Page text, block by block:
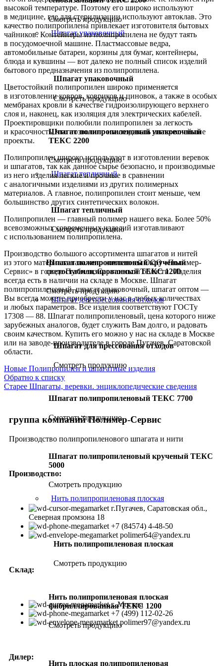
Смотреть продукцию
Шпагат упаковочный
Шпагат упаковочный
Смотреть продукцию
Шпагат полипропиленовый упаковочный
ТЕКС 2200
Смотреть продукцию
Шпагат тепличный
Шпагат тепличный
Смотреть продукцию
Шпагат полипропиленовый крученый
светостабилизированный ТЕКС 1200
Смотреть продукцию
Шпагат для прессования отходов
Шпагат для прессования отходов
Смотреть продукцию
Шпагат полипропиленовый ТЕКС 7700
Смотреть продукцию
Шпагат полипропиленовый крученый ТЕКС
5000
Смотреть продукцию
Нить полипропиленовая плоская
Нить полипропиленовая плоская
Смотреть продукцию
Нить полипропиленовая плоская
фибриллированная ТЕКС 1200
Смотреть продукцию
Нить плоская полипропиленовая
высокой температуре. Поэтому его широко используют
в медицине, где для стерилизации используют автоклав. Это
качество полипропилена привлекает изготовителя бытовых
чайников. Контейнеры из полипропилена не будут таять
в посудомоечной машине. Пластмассовые ведра,
автомобильные батареи, корзины для бумаг, контейнеры,
блюда и кувшины — вот далеко не полный список изделий
бытового предназначения из полипропилена.
Цветостойкий полипропилен широко применяется
в изготовлении ковров, ковриков и циновок, а также в особых
мембранах кровли в качестве гидроизолирующего верхнего
слоя и, наконец, как изоляция для электрических кабелей.
Проектировщики полюбили полипропилен за легкость
и красочность, что позволило им создавать интереснейшие
проекты.
Полипропилен широко используют в изготовлении веревок
и шпагатов, так как данное сырье безопасно, и производимые
из него изделия легкие и прочные в сравнении
с аналогичными изделиями из других полимерных
материалов. А главное, полипропилен стоит меньше, чем
большинство других синтетических волокон.
Полипропилен — главный полимер нашего века. Более 50%
всевозможных современных изделий изготавливают
с использованием полипропилена.
Производство большого ассортимента шпагатов и нитей
из этого материала налажено компанией ООО «Полимер-
Сервис» в городе Пугачев, Саратовской области. Изделия
всегда есть в наличии на складе в Москве. Шпагат
полипропиленовый, шпагат упаковочный, шпагат оптом —
Вы всегда можете приобрести у нас в любых количествах
и любых параметров. Все изделия соответствуют ГОСТу
17308 — 88. Шпагат полипропиленовый, цена которого ниже
зарубежных аналогов, будет служить Вам долго, и радовать
своим качеством. Купить его можно у нас на складе в Москве
или на заводе-производителе в городе Пугачев, Саратовской
области.
Новые Полипропилен и шпагатные изделия
Обратно к списку
Старее Шпагаты, веревки. энциклопедические сведения
группа компаний Полимер-Сервис
Производство полипропиленового шпагата и нити
Производство:
г.Пугачев, Саратовская обл.,
Северная промзона 18
+7 (84574) 4-48-50
polimer64@yandex.ru
Склад:
г. Москва
+7 (499) 112-02-26
polimer97@yandex.ru
Дилер: